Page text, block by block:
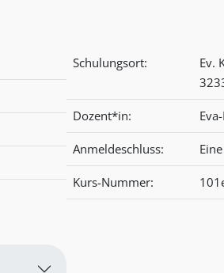
Schulungsort:
Ev.
Dozent*in:
Anmeldeschluss:
Kurs-Nummer: